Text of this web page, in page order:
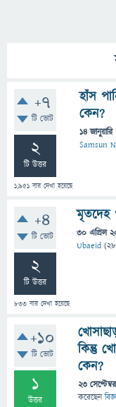
+7
টি ভোট
2
টি উত্তর
1,951 বার দেখা হয়েছে
হাঁস
কেন?
14
Samsun
+4
টি ভোট
2
টি উত্তর
833 বার দেখা হয়েছে
মৃতদেহ
30 এপ্রিল
Ubaeid (
+10
টি ভোট
1
উত্তর
কিন্তু
কেন?
23
করেছেন